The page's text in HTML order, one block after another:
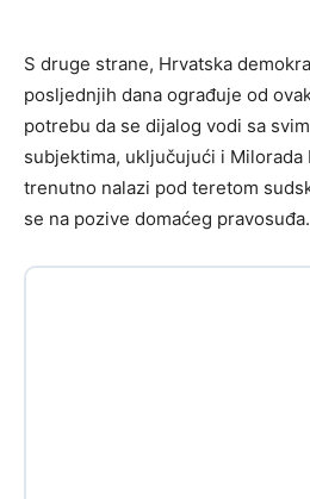
S druge strane, Hrvatska
posljednjih dana ograđuje od
potrebu da se dijalog vodi sa
subjektima, uključujući i Milorada
trenutno nalazi pod teretom
se na pozive domaćeg pravosuđa.